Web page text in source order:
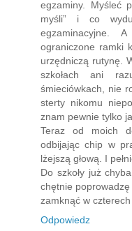
egzaminy. Myśleć
myśli” i co
egzaminacyjne.
ograniczone ramki
urzędniczą rutynę.
szkołach ani
śmieciówkach, nie
sterty nikomu
znam pewnie tylko
Teraz od moich
odbijając chip w
lżejszą głową. I
Do szkoły już
chętnie
zamknąć w
Odpowiedz